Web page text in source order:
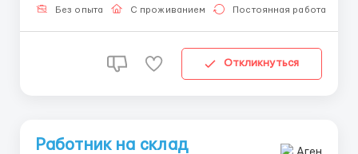
участке изготовления светодиодного освещения.
Без опыта С проживанием Постоянная работа
Откликнуться
Работник на склад